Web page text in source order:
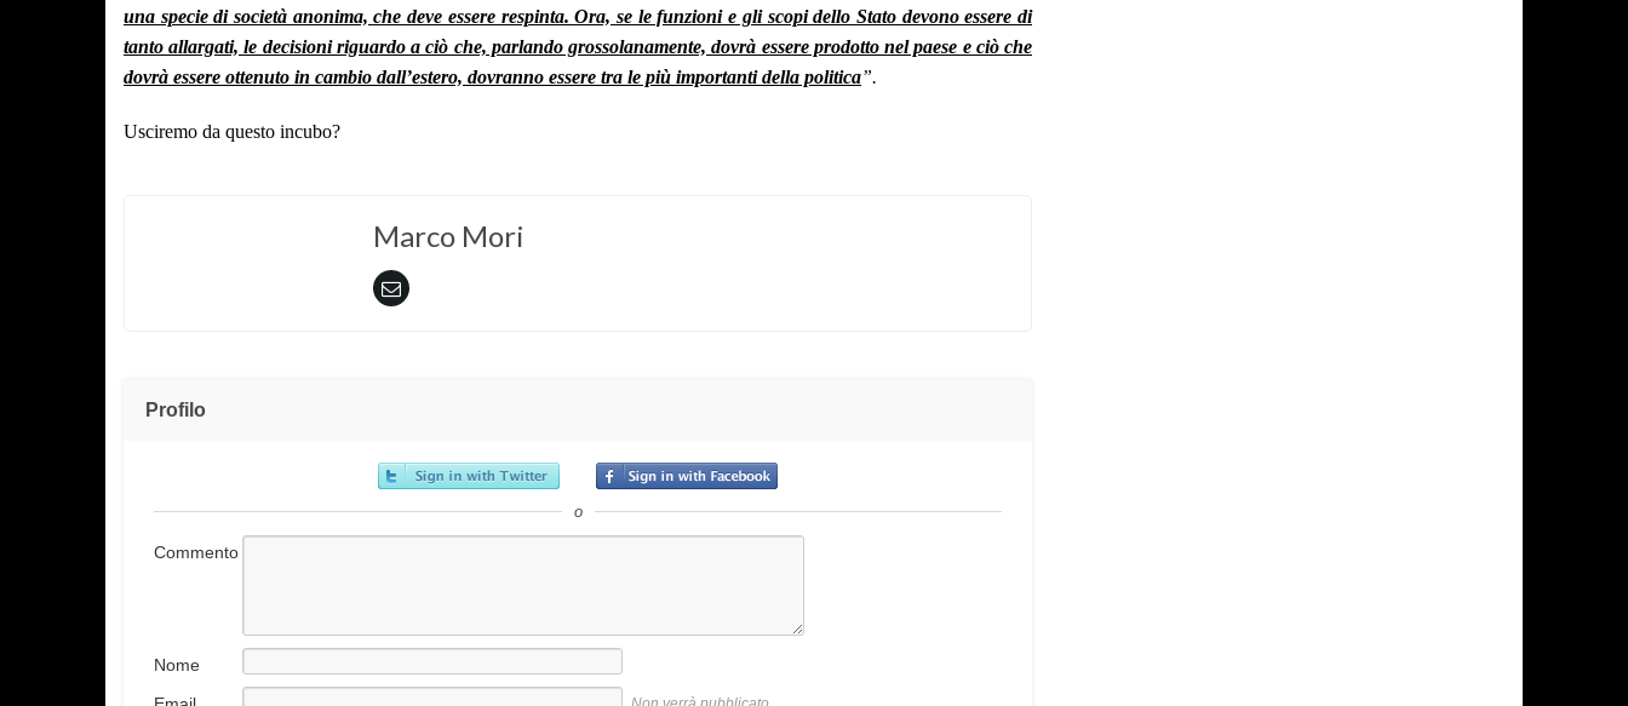
una specie di società anonima, che deve essere respinta. Ora, se le funzioni e gli scopi dello Stato devono essere di
tanto allargati, le decisioni riguardo a ciò che, parlando grossolanamente, dovrà essere prodotto nel paese e ciò che
dovrà essere ottenuto in cambio dall’estero, dovranno essere tra le più importanti della politica”.
Usciremo da questo incubo?
Marco Mori
Profilo
o
Commento
Nome